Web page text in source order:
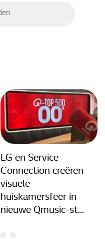
LG en Service
Connection creëren
visuele
huiskamersfeer in
nieuwe Qmusic-st...